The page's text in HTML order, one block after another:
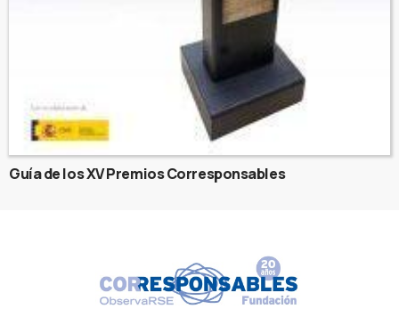
Guía de los XV Premios Corresponsables